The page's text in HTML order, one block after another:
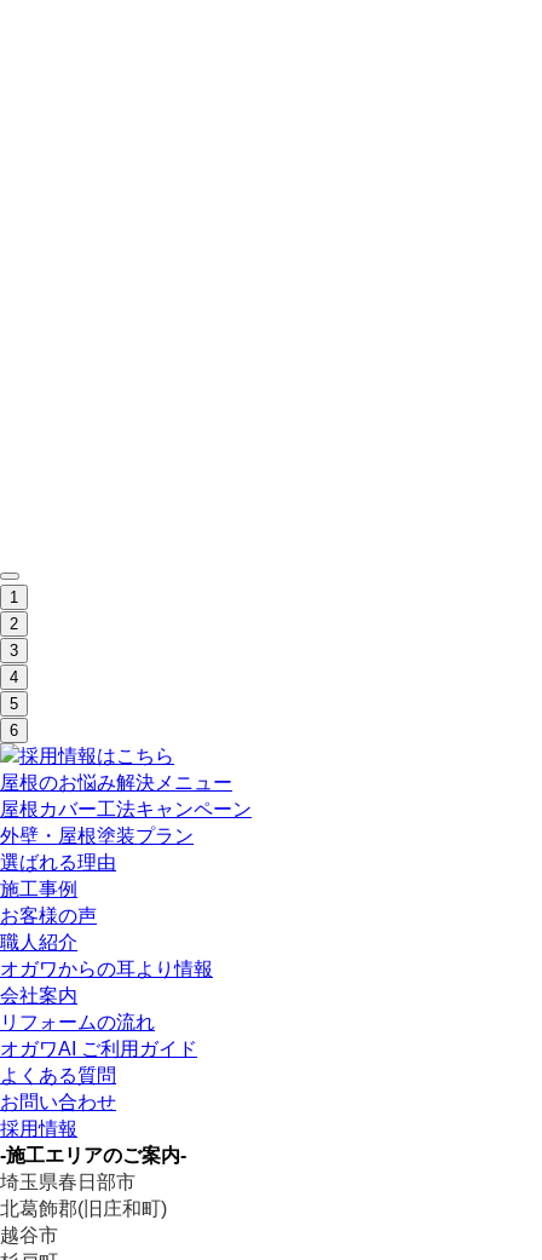
1
2
3
4
5
6
屋根のお悩み解決メニュー
屋根カバー工法キャンペーン
外壁・屋根塗装プラン
選ばれる理由
施工事例
お客様の声
職人紹介
オガワからの耳より情報
会社案内
リフォームの流れ
オガワAI ご利用ガイド
よくある質問
お問い合わせ
採用情報
-施工エリアのご案内-
埼玉県春日部市
北葛飾郡(旧庄和町)
越谷市